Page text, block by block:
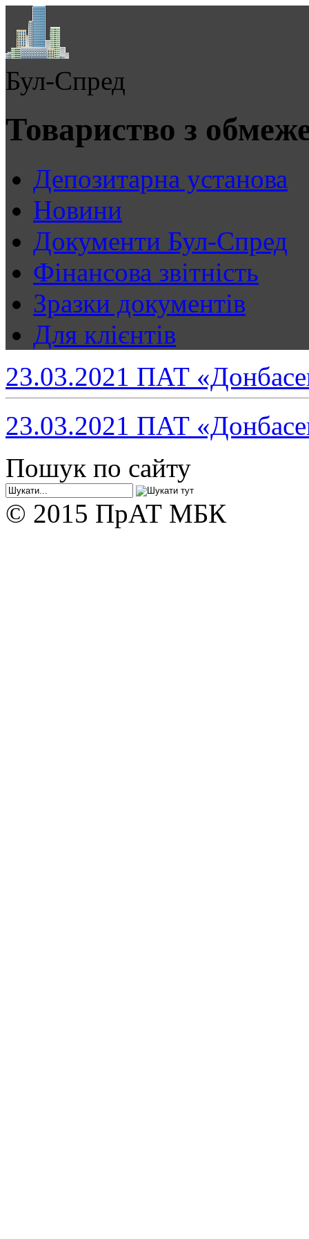
Бул-Спред
Товариство з
Депозитарна установа
Новини
Документи Бул-Спред
Фінансова звітність
Зразки документів
Для клієнтів
23.03.2021 ПАТ
23.03.2021 ПАТ
Пошук по сайту
© 2015 ПрАТ МБК